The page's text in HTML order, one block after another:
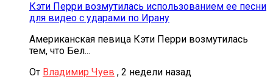
Кэти Перри возмутилась использованием ее песни
для видео с ударами по Ирану
Американская певица Кэти Перри возмутилась
тем, что Бел...
От Владимир Чуев , 2 недели назад